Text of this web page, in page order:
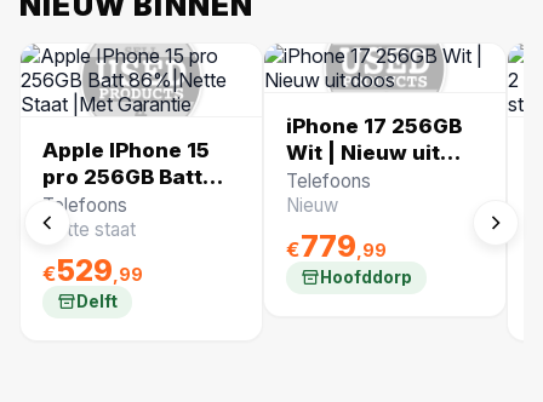
Apple IPhone 15
pro 256GB Batt
86%|Nette Staat
|Met Garantie
Telefoons
Nette staat
€529 ,99
Delft
iPhone 17 256GB
Wit | Nieuw uit
doos
Telefoons
Nieuw
€779 ,99
Hoofddorp